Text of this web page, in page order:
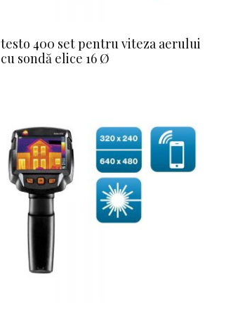
testo 400 set pentru viteza aerului
cu sondă elice 16 Ø